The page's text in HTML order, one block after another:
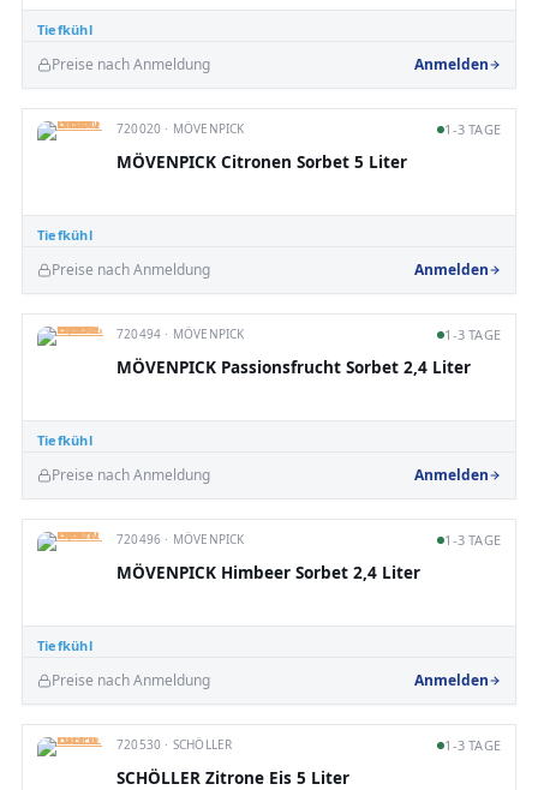
Tiefkühl
Preise nach Anmeldung Anmelden
Tiefkühl
720020 · MÖVENPICK 1-3 TAGE
MÖVENPICK Citronen Sorbet 5 Liter
Preise nach Anmeldung Anmelden
Tiefkühl
720494 · MÖVENPICK 1-3 TAGE
MÖVENPICK Passionsfrucht Sorbet 2,4 Liter
Preise nach Anmeldung Anmelden
Tiefkühl
720496 · MÖVENPICK 1-3 TAGE
MÖVENPICK Himbeer Sorbet 2,4 Liter
Preise nach Anmeldung Anmelden
720530 · SCHÖLLER 1-3 TAGE
SCHÖLLER Zitrone Eis 5 Liter